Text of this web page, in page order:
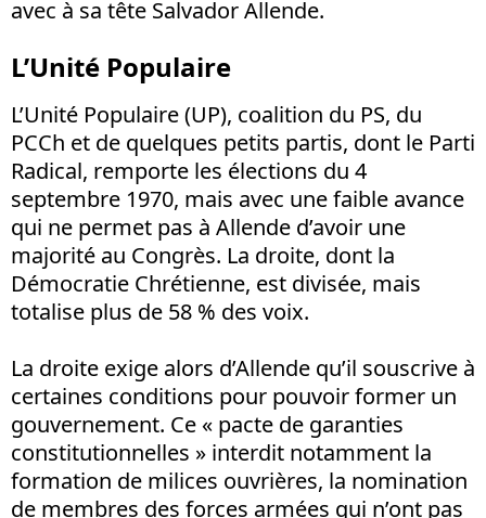
avec à sa tête Salvador Allende.
L’Unité Populaire
L’Unité Populaire (UP), coalition du PS, du
PCCh et de quelques petits partis, dont le Parti
Radical, remporte les élections du 4
septembre 1970, mais avec une faible avance
qui ne permet pas à Allende d’avoir une
majorité au Congrès. La droite, dont la
Démocratie Chrétienne, est divisée, mais
totalise plus de 58 % des voix.
La droite exige alors d’Allende qu’il souscrive à
certaines conditions pour pouvoir former un
gouvernement. Ce « pacte de garanties
constitutionnelles » interdit notamment la
formation de milices ouvrières, la nomination
de membres des forces armées qui n’ont pas